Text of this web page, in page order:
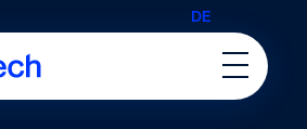
DE
Toggle
Menu